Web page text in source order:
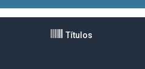
Títulos